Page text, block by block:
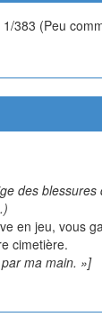
1/383 (Peu
des
en jeu, vous
cimetière.
ma main. »]